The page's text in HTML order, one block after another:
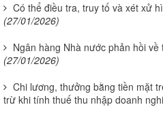
Có thể điều tra, truy tố và xét xử
(27/01/2026)
Ngân hàng Nhà nước phản hồi
(27/01/2026)
Chi lương, thưởng bằng tiền mặt
trừ khi tính thuế thu nhập doanh